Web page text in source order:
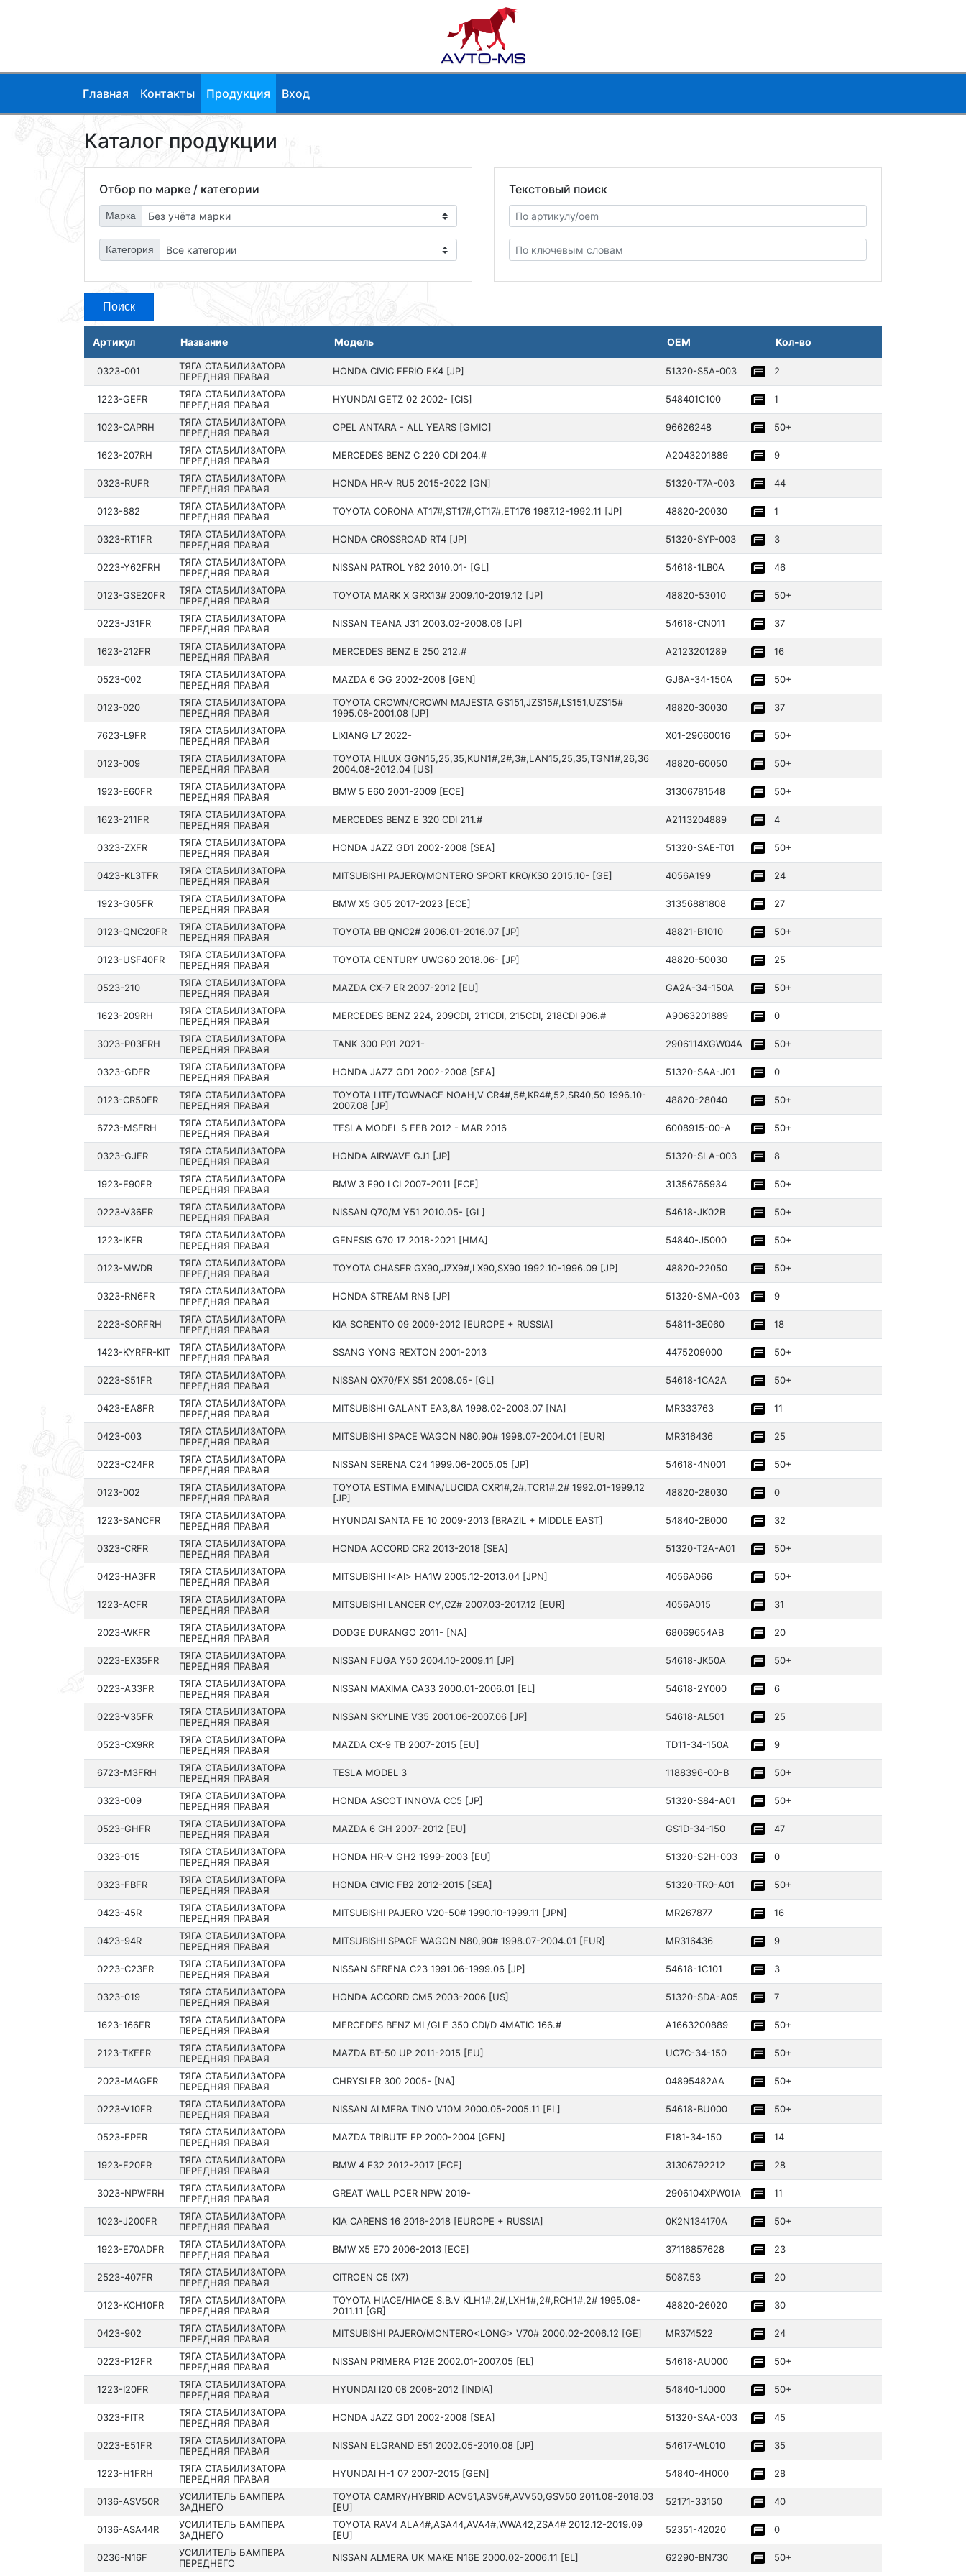
Главная Контакты Продукция Вход
Каталог продукции
Отбор по марке / категории
Марка
Категория
Текстовый поиск
Поиск
Артикул Название Модель OEM Кол-во
0323-001
ТЯГА СТАБИЛИЗАТОРА
ПЕРЕДНЯЯ ПРАВАЯ
HONDA CIVIC FERIO EK4 [JP] 51320­-S5A-003 2
1223-GEFR
ТЯГА СТАБИЛИЗАТОРА
ПЕРЕДНЯЯ ПРАВАЯ
HYUNDAI GETZ 02 200­2- [CIS] 54840­1C100 1
1023-CAPRH
ТЯГА СТАБИЛИЗАТОРА
ПЕРЕДНЯЯ ПРАВАЯ
OPEL ANTARA - ALL YEARS [GMIO] 96626­248 50+
1623-207RH
ТЯГА СТАБИЛИЗАТОРА
ПЕРЕДНЯЯ ПРАВАЯ
MERCEDES BENZ C 220 CDI 204.# A20432­01889­ 9
0323-RUFR
ТЯГА СТАБИЛИЗАТОРА
ПЕРЕДНЯЯ ПРАВАЯ
HONDA HR-V RU5 2015­-2022 [GN] 51320­-T7A-003 44
0123-882
ТЯГА СТАБИЛИЗАТОРА
ПЕРЕДНЯЯ ПРАВАЯ
TOYOTA CORONA AT17#,ST17#,CT17#,ET176 19­87.12-1992.11 [JP] 48820­-20030­ 1
0323-RT1FR
ТЯГА СТАБИЛИЗАТОРА
ПЕРЕДНЯЯ ПРАВАЯ
HONDA CROSSROAD RT4 [JP] 51320­-SYP-003 3
0223-Y62FRH
ТЯГА СТАБИЛИЗАТОРА
ПЕРЕДНЯЯ ПРАВАЯ
NISSAN PATROL Y62 201­0.01- [GL] 54618­-1LB0A 46
0123-GSE20FR
ТЯГА СТАБИЛИЗАТОРА
ПЕРЕДНЯЯ ПРАВАЯ
TOYOTA MARK X GRX13# 2009.10-2019.12 [JP] 48820­-53010­ 50+
0223-J31FR
ТЯГА СТАБИЛИЗАТОРА
ПЕРЕДНЯЯ ПРАВАЯ
NISSAN TEANA J31 200­3.02-2008.06 [JP] 54618­-CN011 37
1623-212FR
ТЯГА СТАБИЛИЗАТОРА
ПЕРЕДНЯЯ ПРАВАЯ
MERCEDES BENZ E 250 21­2.# A21232­01289­ 16
0523-002
ТЯГА СТАБИЛИЗАТОРА
ПЕРЕДНЯЯ ПРАВАЯ
MAZDA 6 GG 2002-2008 [GEN] GJ6A-34-150A 50+
0123-020
ТЯГА СТАБИЛИЗАТОРА
ПЕРЕДНЯЯ ПРАВАЯ
TOYOTA CROWN/CROWN MAJESTA GS151,JZS15#,LS151,UZS15#
1995.08-2001.08 [JP]
48820­-30030­ 37
7623-L9FR
ТЯГА СТАБИЛИЗАТОРА
ПЕРЕДНЯЯ ПРАВАЯ
LIXIANG L7 2022­- X01-29060­016 50+
0123-009
ТЯГА СТАБИЛИЗАТОРА
ПЕРЕДНЯЯ ПРАВАЯ
TOYOTA HILUX GGN15,25,35,KUN1#,2#,3#,LAN15,25,35,TGN1#,26,36
200­4.08-2012.04 [US]
48820­-60050­ 50+
1923-E60FR
ТЯГА СТАБИЛИЗАТОРА
ПЕРЕДНЯЯ ПРАВАЯ
BMW 5 E60 200­1-2009 [ECE] 31306­78154­8 50+
1623-211FR
ТЯГА СТАБИЛИЗАТОРА
ПЕРЕДНЯЯ ПРАВАЯ
MERCEDES BENZ E 320 CDI 211.# A21132­04889­ 4
0323-ZXFR
ТЯГА СТАБИЛИЗАТОРА
ПЕРЕДНЯЯ ПРАВАЯ
HONDA JAZZ GD1 2002­-2008 [SEA] 51320­-SAE-T01 50+
0423-KL3TFR
ТЯГА СТАБИЛИЗАТОРА
ПЕРЕДНЯЯ ПРАВАЯ
MITSUBISHI PAJERO/MONTERO SPORT KRO/KS0 2015­.10- [GE] 4056A199 24
1923-G05FR
ТЯГА СТАБИЛИЗАТОРА
ПЕРЕДНЯЯ ПРАВАЯ
BMW X5 G05 201­7-2023 [ECE] 31356­88180­8 27
0123-QNC20FR
ТЯГА СТАБИЛИЗАТОРА
ПЕРЕДНЯЯ ПРАВАЯ
TOYOTA BB QNC2# 2006.01-2016.07 [JP] 48821­-B1010 50+
0123-USF40FR
ТЯГА СТАБИЛИЗАТОРА
ПЕРЕДНЯЯ ПРАВАЯ
TOYOTA CENTURY UWG60 201­8.06- [JP] 48820­-50030­ 25
0523-210
ТЯГА СТАБИЛИЗАТОРА
ПЕРЕДНЯЯ ПРАВАЯ
MAZDA CX-7 ER 2007-2012 [EU] GA2A-34-150A 50+
1623-209RH
ТЯГА СТАБИЛИЗАТОРА
ПЕРЕДНЯЯ ПРАВАЯ
MERCEDES BENZ 224, 209CDI, 211CDI, 215CDI, 218CDI 906.# A90632­01889­ 0
3023-P03FRH
ТЯГА СТАБИЛИЗАТОРА
ПЕРЕДНЯЯ ПРАВАЯ
TANK 300 P01 202­1- 29061­14XGW04A 50+
0323-GDFR
ТЯГА СТАБИЛИЗАТОРА
ПЕРЕДНЯЯ ПРАВАЯ
HONDA JAZZ GD1 2002­-2008 [SEA] 51320­-SAA-J01 0
0123-CR50FR
ТЯГА СТАБИЛИЗАТОРА
ПЕРЕДНЯЯ ПРАВАЯ
TOYOTA LITE/TOWNACE NOAH,V CR4#,5#,KR4#,52,SR40,50 199­6.10-
2007.08 [JP]
48820­-28040­ 50+
6723-MSFRH
ТЯГА СТАБИЛИЗАТОРА
ПЕРЕДНЯЯ ПРАВАЯ
TESLA MODEL S FEB 2012 - MAR 2016 60089­15-00-A 50+
0323-GJFR
ТЯГА СТАБИЛИЗАТОРА
ПЕРЕДНЯЯ ПРАВАЯ
HONDA AIRWAVE GJ1 [JP] 51320­-SLA-003 8
1923-E90FR
ТЯГА СТАБИЛИЗАТОРА
ПЕРЕДНЯЯ ПРАВАЯ
BMW 3 E90 LCI 2007-2011 [ECE] 31356­76593­4 50+
0223-V36FR
ТЯГА СТАБИЛИЗАТОРА
ПЕРЕДНЯЯ ПРАВАЯ
NISSAN Q70/M Y51 201­0.05- [GL] 54618­-JK02B 50+
1223-IKFR
ТЯГА СТАБИЛИЗАТОРА
ПЕРЕДНЯЯ ПРАВАЯ
GENESIS G70 17 2­018-2021 [HMA] 54840­-J5000 50+
0123-MWDR
ТЯГА СТАБИЛИЗАТОРА
ПЕРЕДНЯЯ ПРАВАЯ
TOYOTA CHASER GX90,JZX9#,LX90,SX90 199­2.10-1996.09 [JP] 48820­-22050­ 50+
0323-RN6FR
ТЯГА СТАБИЛИЗАТОРА
ПЕРЕДНЯЯ ПРАВАЯ
HONDA STREAM RN8 [JP] 51320­-SMA-003 9
2223-SORFRH
ТЯГА СТАБИЛИЗАТОРА
ПЕРЕДНЯЯ ПРАВАЯ
KIA SORENTO 09 200­9-2012 [EUROPE + RUSSIA] 54811­-3E060 18
1423-KYRFR-KIT
ТЯГА СТАБИЛИЗАТОРА
ПЕРЕДНЯЯ ПРАВАЯ
SSANG YONG REXTON 2001-2013 44752­09000­ 50+
0223-S51FR
ТЯГА СТАБИЛИЗАТОРА
ПЕРЕДНЯЯ ПРАВАЯ
NISSAN QX70/FX S51 200­8.05- [GL] 54618­-1CA2A 50+
0423-EA8FR
ТЯГА СТАБИЛИЗАТОРА
ПЕРЕДНЯЯ ПРАВАЯ
MITSUBISHI GALANT EA3,8A 1998.02-2003.07 [NA] MR33376­3 11
0423-003
ТЯГА СТАБИЛИЗАТОРА
ПЕРЕДНЯЯ ПРАВАЯ
MITSUBISHI SPACE WAGON N80,90# 1998.07-2004.01 [EUR] MR31643­6 25
0223-C24FR
ТЯГА СТАБИЛИЗАТОРА
ПЕРЕДНЯЯ ПРАВАЯ
NISSAN SERENA C24 199­9.06-2005.05 [JP] 54618­-4N001 50+
0123-002
ТЯГА СТАБИЛИЗАТОРА
ПЕРЕДНЯЯ ПРАВАЯ
TOYOTA ESTIMA EMINA/LUCIDA CXR1#,2#,TCR1#,2# 1992.01-1999.12
[JP]
48820­-28030­ 0
1223-SANCFR
ТЯГА СТАБИЛИЗАТОРА
ПЕРЕДНЯЯ ПРАВАЯ
HYUNDAI SANTA FE 10 200­9-2013 [BRAZIL + MIDDLE EAST] 54840­-2B000 32
0323-CRFR
ТЯГА СТАБИЛИЗАТОРА
ПЕРЕДНЯЯ ПРАВАЯ
HONDA ACCORD CR2 2013­-2018 [SEA] 51320­-T2A-A01 50+
0423-HA3FR
ТЯГА СТАБИЛИЗАТОРА
ПЕРЕДНЯЯ ПРАВАЯ
MITSUBISHI I<AI> HA1W 2005.12-2013.04 [JPN] 4056A066 50+
1223-ACFR
ТЯГА СТАБИЛИЗАТОРА
ПЕРЕДНЯЯ ПРАВАЯ
MITSUBISHI LANCER CY,CZ# 2007.03-2017.12 [EUR] 4056A015 31
2023-WKFR
ТЯГА СТАБИЛИЗАТОРА
ПЕРЕДНЯЯ ПРАВАЯ
DODGE DURANGO 2011- [NA] 68069­654AB 20
0223-EX35FR
ТЯГА СТАБИЛИЗАТОРА
ПЕРЕДНЯЯ ПРАВАЯ
NISSAN FUGA Y50 200­4.10-2009.11 [JP] 54618­-JK50A 50+
0223-A33FR
ТЯГА СТАБИЛИЗАТОРА
ПЕРЕДНЯЯ ПРАВАЯ
NISSAN MAXIMA CA33 200­0.01-2006.01 [EL] 54618­-2Y000 6
0223-V35FR
ТЯГА СТАБИЛИЗАТОРА
ПЕРЕДНЯЯ ПРАВАЯ
NISSAN SKYLINE V35 200­1.06-2007.06 [JP] 54618­-AL501 25
0523-CX9RR
ТЯГА СТАБИЛИЗАТОРА
ПЕРЕДНЯЯ ПРАВАЯ
MAZDA CX-9 TB 2007-2015 [EU] TD11-34-150A 9
6723-M3FRH
ТЯГА СТАБИЛИЗАТОРА
ПЕРЕДНЯЯ ПРАВАЯ
TESLA MODEL 3 11883­96-00-B 50+
0323-009
ТЯГА СТАБИЛИЗАТОРА
ПЕРЕДНЯЯ ПРАВАЯ
HONDA ASCOT INNOVA CC5 [JP] 51320­-S84-A01 50+
0523-GHFR
ТЯГА СТАБИЛИЗАТОРА
ПЕРЕДНЯЯ ПРАВАЯ
MAZDA 6 GH 2007-2012 [EU] GS1D-34-150 47
0323-015
ТЯГА СТАБИЛИЗАТОРА
ПЕРЕДНЯЯ ПРАВАЯ
HONDA HR-V GH2 1999­-2003 [EU] 51320­-S2H-003 0
0323-FBFR
ТЯГА СТАБИЛИЗАТОРА
ПЕРЕДНЯЯ ПРАВАЯ
HONDA CIVIC FB2 2012­-2015 [SEA] 51320­-TR0-A01 50+
0423-45R
ТЯГА СТАБИЛИЗАТОРА
ПЕРЕДНЯЯ ПРАВАЯ
MITSUBISHI PAJERO V20-50# 1990.10-1999.11 [JPN] MR26787­7 16
0423-94R
ТЯГА СТАБИЛИЗАТОРА
ПЕРЕДНЯЯ ПРАВАЯ
MITSUBISHI SPACE WAGON N80,90# 1998.07-2004.01 [EUR] MR31643­6 9
0223-C23FR
ТЯГА СТАБИЛИЗАТОРА
ПЕРЕДНЯЯ ПРАВАЯ
NISSAN SERENA C23 199­1.06-1999.06 [JP] 54618­-1C101 3
0323-019
ТЯГА СТАБИЛИЗАТОРА
ПЕРЕДНЯЯ ПРАВАЯ
HONDA ACCORD CM5 2003­-2006 [US] 51320­-SDA-A05 7
1623-166FR
ТЯГА СТАБИЛИЗАТОРА
ПЕРЕДНЯЯ ПРАВАЯ
MERCEDES BENZ ML/GLE 350 CDI/D 4MATIC 166.# A16632­00889­ 50+
2123-TKEFR
ТЯГА СТАБИЛИЗАТОРА
ПЕРЕДНЯЯ ПРАВАЯ
MAZDA BT-50 UP 2011-2015 [EU] UC7C-34-150 50+
2023-MAGFR
ТЯГА СТАБИЛИЗАТОРА
ПЕРЕДНЯЯ ПРАВАЯ
CHRYSLER 300 20­05- [NA] 04895­482AA 50+
0223-V10FR
ТЯГА СТАБИЛИЗАТОРА
ПЕРЕДНЯЯ ПРАВАЯ
NISSAN ALMERA TINO V10M 2000.05-2005.11 [EL] 54618­-BU000 50+
0523-EPFR
ТЯГА СТАБИЛИЗАТОРА
ПЕРЕДНЯЯ ПРАВАЯ
MAZDA TRIBUTE EP 2000-2004 [GEN] E181-34-150 14
1923-F20FR
ТЯГА СТАБИЛИЗАТОРА
ПЕРЕДНЯЯ ПРАВАЯ
BMW 4 F32 201­2-2017 [ECE] 31306­79221­2 28
3023-NPWFRH
ТЯГА СТАБИЛИЗАТОРА
ПЕРЕДНЯЯ ПРАВАЯ
GREAT WALL POER NPW 2019- 29061­04XPW01A 11
1023-J200FR
ТЯГА СТАБИЛИЗАТОРА
ПЕРЕДНЯЯ ПРАВАЯ
KIA CARENS 16 201­6-2018 [EUROPE + RUSSIA] 0K2N13417­0A 50+
1923-E70ADFR
ТЯГА СТАБИЛИЗАТОРА
ПЕРЕДНЯЯ ПРАВАЯ
BMW X5 E70 200­6-2013 [ECE] 37116­85762­8 23
2523-407FR
ТЯГА СТАБИЛИЗАТОРА
ПЕРЕДНЯЯ ПРАВАЯ
CITROEN C5 (X7) 5087.53 20
0123-KCH10FR
ТЯГА СТАБИЛИЗАТОРА
ПЕРЕДНЯЯ ПРАВАЯ
TOYOTA HIACE/HIACE S.B.V KLH1#,2#,LXH1#,2#,RCH1#,2# 1995.08-
2011.11 [GR]
48820­-26020­ 30
0423-902
ТЯГА СТАБИЛИЗАТОРА
ПЕРЕДНЯЯ ПРАВАЯ
MITSUBISHI PAJERO/MONTERO<LONG> V70# 2000.02-2006.12 [GE] MR37452­2 24
0223-P12FR
ТЯГА СТАБИЛИЗАТОРА
ПЕРЕДНЯЯ ПРАВАЯ
NISSAN PRIMERA P12E 2002.01-2007.05 [EL] 54618­-AU000 50+
1223-I20FR
ТЯГА СТАБИЛИЗАТОРА
ПЕРЕДНЯЯ ПРАВАЯ
HYUNDAI I20 08 2­008-2012 [INDIA] 54840­-1J000 50+
0323-FITR
ТЯГА СТАБИЛИЗАТОРА
ПЕРЕДНЯЯ ПРАВАЯ
HONDA JAZZ GD1 2002­-2008 [SEA] 51320­-SAA-003 45
0223-E51FR
ТЯГА СТАБИЛИЗАТОРА
ПЕРЕДНЯЯ ПРАВАЯ
NISSAN ELGRAND E51 200­2.05-2010.08 [JP] 54617­-WL010 35
1223-H1FRH
ТЯГА СТАБИЛИЗАТОРА
ПЕРЕДНЯЯ ПРАВАЯ
HYUNDAI H-1 07 20­07-2015 [GEN] 54840­-4H000 28
0136-ASV50R
УСИЛИТЕЛЬ БАМПЕРА
ЗАДНЕГО
TOYOTA CAMRY/HYBRID ACV51,ASV5#,AVV50,GSV50 201­1.08-2018.03
[EU]
52171­-33150­ 40
0136-ASA44R
УСИЛИТЕЛЬ БАМПЕРА
ЗАДНЕГО
TOYOTA RAV4 ALA4#,ASA44,AVA4#,WWA42,ZSA4# 2012.12-2019.09
[EU]
52351­-42020­ 0
0236-N16F
УСИЛИТЕЛЬ БАМПЕРА
ПЕРЕДНЕГО
NISSAN ALMERA UK MAKE N16E 2000.02-2006.11 [EL] 62290­-BN730
50+